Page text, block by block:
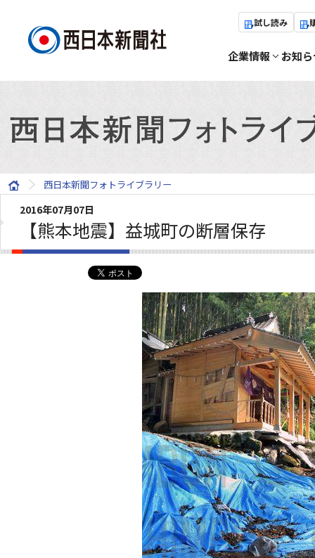
試し読み
企業情報 お知
西日本新聞フォトライブラリー
2016年07月07日
【熊本地震】益城町の断層保存